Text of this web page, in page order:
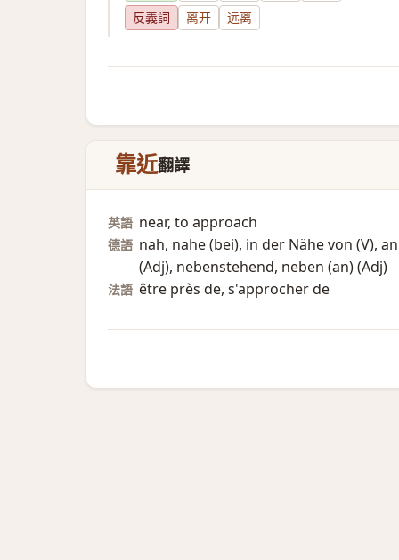
反義詞
离开 远离
靠近翻譯
英語 near, to approach
德語 nah, nahe (bei)​, in der Nähe von (V)​,
(Adj)​, nebenstehend, neben (an)​ (Adj)​
法語 être près de, s'approcher de